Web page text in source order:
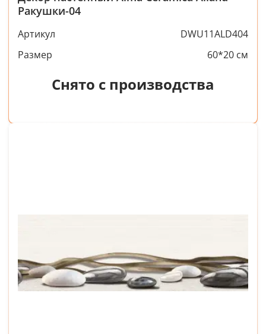
Ракушки-04
Артикул
DWU11ALD404
Размер
60*20 см
Снято с производства